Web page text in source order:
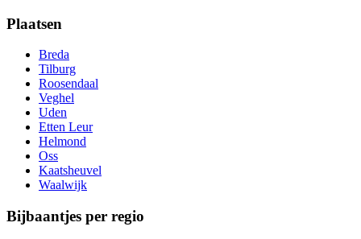
Plaatsen
Breda
Tilburg
Roosendaal
Veghel
Uden
Etten Leur
Helmond
Oss
Kaatsheuvel
Waalwijk
Bijbaantjes per regio